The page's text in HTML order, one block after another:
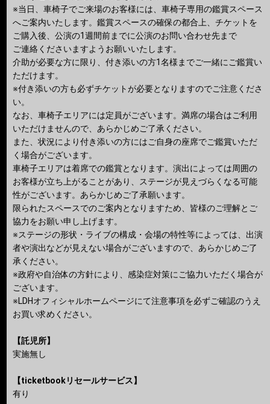
※当日、車椅子でご来場のお客様には、車椅子専用の鑑賞スペース
へご案内いたします。鑑賞スペースの確保の都合上、チケットを
ご購入後、公演の1週間前までに公演のお問い合わせ先まで
ご連絡くださいますようお願いいたします。
介助が必要な方に限り、付き添いの方1名様までご一緒にご鑑賞い
ただけます。
※付き添いの方も必ずチケットが必要となりますのでご注意くださ
い。
なお、車椅子エリアには定員がございます。満席の場合はご利用
いただけませんので、あらかじめご了承ください。
また、状況により付き添いの方にはご自身の座席でご鑑賞いただ
く場合がございます。
車椅子エリアは着席での鑑賞となります。演出によっては周囲の
お客様が立ち上がることがあり、ステージが見えづらくなる可能
性がございます。あらかじめご了承願います。
限られたスペースでのご案内となりますため、皆様のご理解とご
協力をお願い申し上げます。
※ステージの形状・ライブの構成・会場の特性等によっては、出演
者や演出などが見えない場合がございますので、あらかじめご了
承ください。
※政府や自治体の方針により、感染症対策にご協力いただく場合が
ございます。
※LDHオフィシャルホームページにて注意事項を必ずご確認のうえ
お買い求めください。
【託児所】
実施無し
【ticketbookリセールサービス】
有り